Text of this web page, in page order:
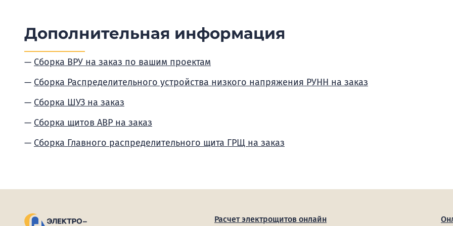
Дополнительная информация
Сборка ВРУ на заказ по вашим проектам
Сборка Распределительного устройства низкого напряжения РУНН на заказ
Сборка ШУЗ на заказ
Сборка щитов АВР на заказ
Сборка Главного распределительного щита ГРЩ на заказ
Расчет электрощитов онлайн